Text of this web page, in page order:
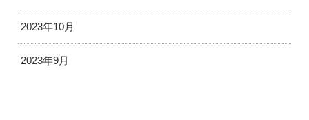
2023年10月
2023年9月